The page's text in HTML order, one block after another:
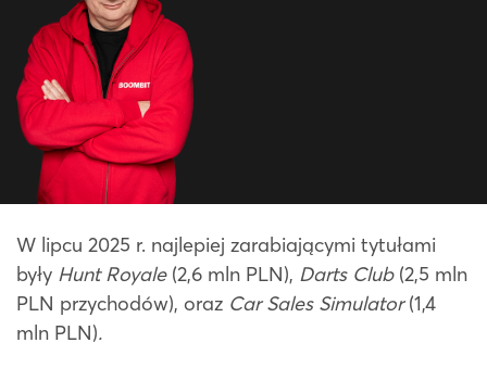
W lipcu 2025 r. najlepiej zarabiającymi tytułami
były Hunt Royale(2,6 mln PLN), Darts Club(2,5 mln
PLN przychodów), oraz Car Sales Simulator(1,4
mln PLN).